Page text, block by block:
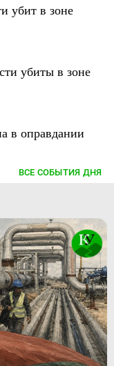
убит в зоне
убиты в зоне
в оправдании
ВСЕ СОБЫТИЯ ДНЯ